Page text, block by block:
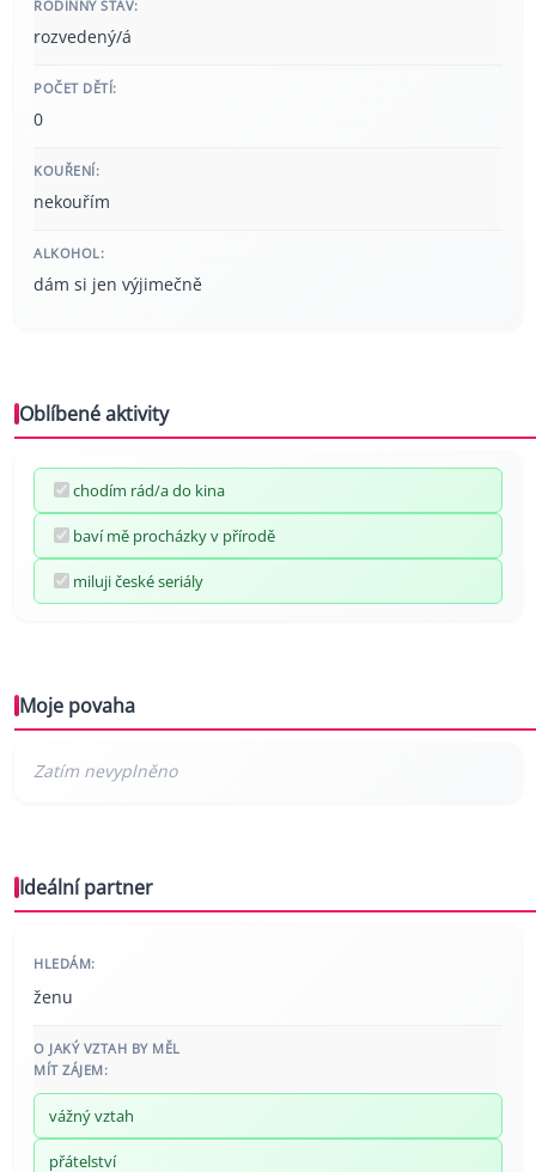
RODINNÝ STAV:
rozvedený/á
POČET DĚTÍ:
0
KOUŘENÍ:
nekouřím
ALKOHOL:
dám si jen výjimečně
Oblíbené aktivity
chodím rád/a do kina
baví mě procházky v přírodě
miluji české seriály
Moje povaha
Ideální partner
HLEDÁM:
ženu
O JAKÝ VZTAH BY MĚL
MÍT ZÁJEM:
vážný vztah
přátelství